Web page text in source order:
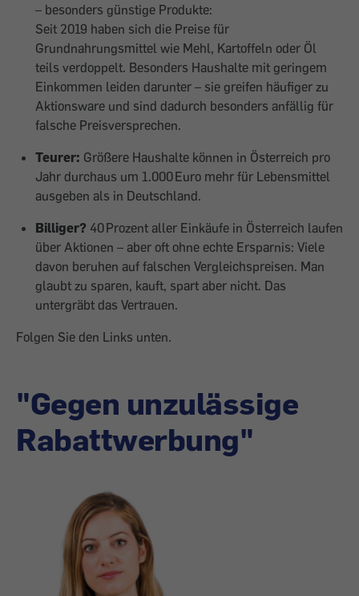
– besonders günstige Produkte:
Seit 2019 haben sich die Preise für
Grundnahrungsmittel wie Mehl, Kartoffeln oder Öl
teils verdoppelt. Besonders Haushalte mit geringem
Einkommen leiden darunter – sie greifen häufiger zu
Aktionsware und sind dadurch besonders anfällig für
falsche Preisversprechen.
Teurer: Größere Haushalte können in Österreich pro
Jahr durchaus um 1.000 Euro mehr für Lebensmittel
ausgeben als in Deutschland.
Billiger? 40 Prozent aller Einkäufe in Österreich laufen
über Aktionen – aber oft ohne echte Ersparnis: Viele
davon beruhen auf falschen Vergleichspreisen. Man
glaubt zu sparen, kauft, spart aber nicht. Das
untergräbt das Vertrauen.
Folgen Sie den Links unten.
"Gegen unzulässige
Rabattwerbung"